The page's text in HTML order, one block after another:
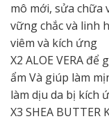
mô mới, sửa chữa
vững chắc và linh
viêm và kích ứng
X2 ALOE VERA
ẩm Và giúp làm
làm dịu da bị kích
X3 SHEA